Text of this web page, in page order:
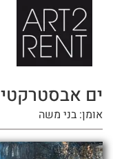
ים אבסטרקטי
אומן: בני משה